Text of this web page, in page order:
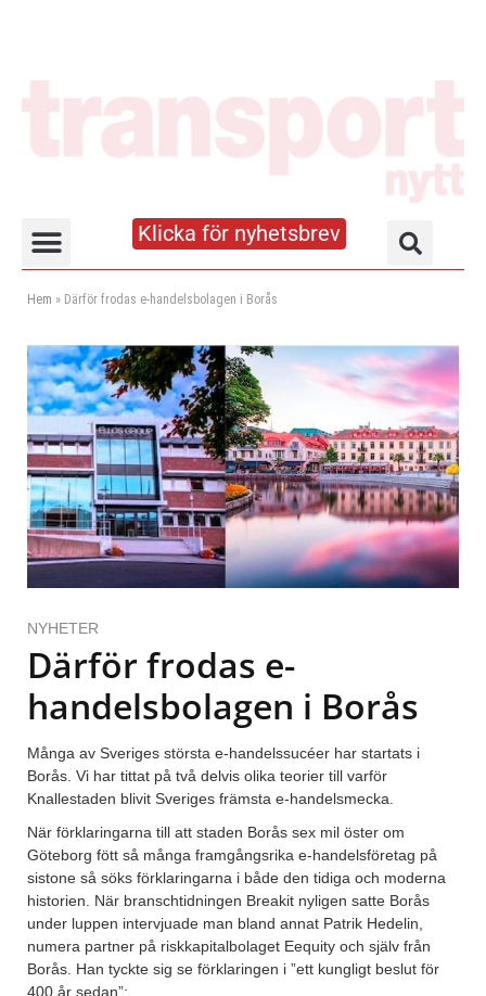
Klicka för nyhetsbrev
Hem » Därför frodas e-handelsbolagen i Borås
NYHETER
Därför frodas e-
handelsbolagen i Borås
Många av Sveriges största e-handelssucéer har startats i
Borås. Vi har tittat på två delvis olika teorier till varför
Knallestaden blivit Sveriges främsta e-handelsmecka.
När förklaringarna till att staden Borås sex mil öster om
Göteborg fött så många framgångsrika e-handelsföretag på
sistone så söks förklaringarna i både den tidiga och moderna
historien. När branschtidningen Breakit nyligen satte Borås
under luppen intervjuade man bland annat Patrik Hedelin,
numera partner på riskkapitalbolaget Eequity och själv från
Borås. Han tyckte sig se förklaringen i ”ett kungligt beslut för
400 år sedan”: